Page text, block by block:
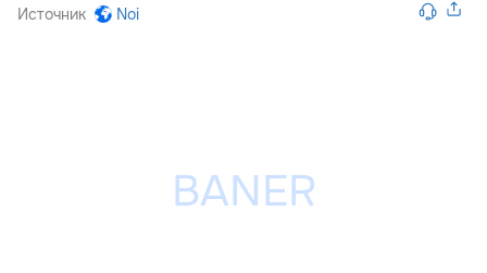
Источник Noi